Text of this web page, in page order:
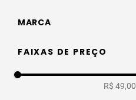
MARCA
Lukscolor fora de linha
FAIXAS DE PREÇO
R$ 49,00